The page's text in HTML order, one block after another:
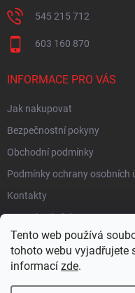
Tento web používá
tohoto webu vyjadřujete
informací zde.
545 215 712
603 160 870
INFORMACE PRO VÁS
Jak nakupovat
Bezpečnostní pokyny
Obchodní podmínky
Podmínky ochrany osobních
Kontakty
Moje objednávka